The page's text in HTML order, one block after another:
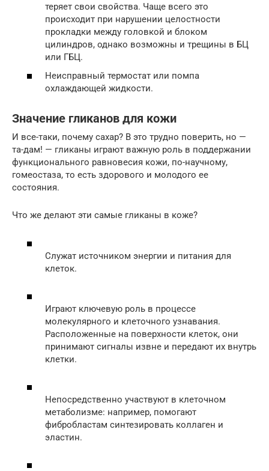
теряет свои свойства. Чаще всего это
происходит при нарушении целостности
прокладки между головкой и блоком
цилиндров, однако возможны и трещины в БЦ
или ГБЦ.
Неисправный термостат или помпа
охлаждающей жидкости.
Значение гликанов для кожи
И все-таки, почему сахар? В это трудно поверить, но —
та-дам! — гликаны играют важную роль в поддержании
функционального равновесия кожи, по-научному,
гомеостаза, то есть здорового и молодого ее
состояния.
Что же делают эти самые гликаны в коже?
Служат источником энергии и питания для
клеток.
Играют ключевую роль в процессе
молекулярного и клеточного узнавания.
Расположенные на поверхности клеток, они
принимают сигналы извне и передают их внутрь
клетки.
Непосредственно участвуют в клеточном
метаболизме: например, помогают
фибробластам синтезировать коллаген и
эластин.